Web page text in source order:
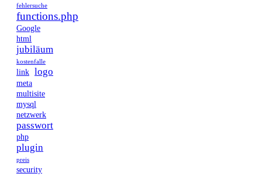
fehlersuche
functions.php
Google
html
jubiläum
kostenfalle
link logo
meta
multisite
mysql
netzwerk
passwort
php
plugin
preis
security